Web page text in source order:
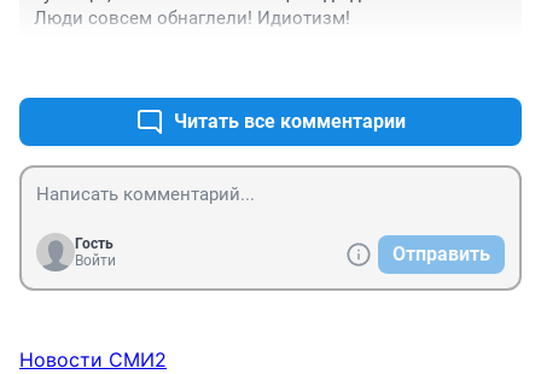
Люди совсем обнаглели! Идиотизм!
Читать все комментарии
Гость
Войти
Отправить
Новости СМИ2